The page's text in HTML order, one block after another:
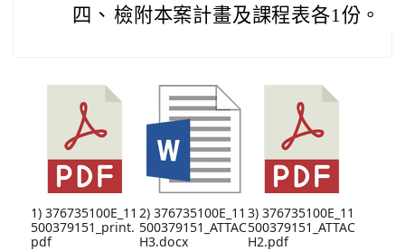
四、 檢附本案計畫及課程表各1份。
1) 376735100E_11
500379151_print.
pdf
2) 376735100E_11
500379151_ATTAC
H3.docx
3) 376735100E_11
500379151_ATTAC
H2.pdf